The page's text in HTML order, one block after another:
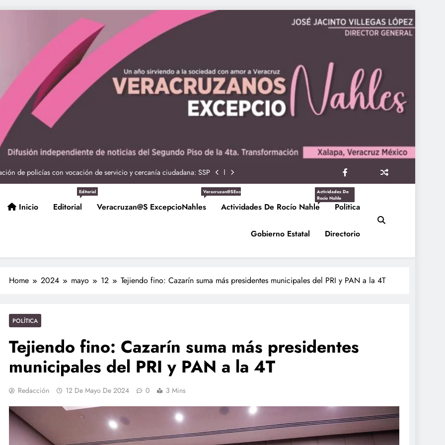
seguras: más de 982 elementos resguardan destinos turísticos
Nahle a la presidenta Claudia Sheinbaum en graduación de cadetes
de policías con vocación de servicio y cercanía ciudadana: SSP
Entrega Gobernadora 5 mil apoyos a la Palabra y a la Familia
seguras: más de 982 elementos resguardan destinos turísticos
de policías con vocación de servicio y cercanía ciudadana: SSP
Entrega Gobernadora 5 mil apoyos a la Palabra y a la Familia
Inicio Editorial
Editorial
Veracruzan@s ExcepcioNahles
Veracruzan@sExcepcioNahles
Actividades De Rocío Nahle
Actividades De
Rocío Nahle
Politica
Gobierno Estatal Directorio
Home 2024 mayo 12 Tejiendo fino: Cazarín suma más presidentes municipales del PRI y PAN a la 4T
POLÍTICA
Tejiendo fino: Cazarín suma más presidentes
municipales del PRI y PAN a la 4T
Redacción 12 De Mayo De 2024 0 3 Mins